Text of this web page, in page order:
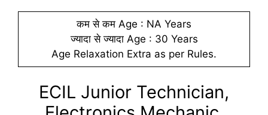
कम से कम Age : NA Years
ज्यादा से ज्यादा Age : 30 Years
Age Relaxation Extra as per Rules.
ECIL Junior Technician,